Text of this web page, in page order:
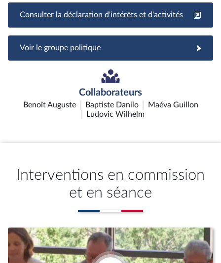
Consulter la déclaration d'intérêts et d'activités
Voir le groupe politique
Collaborateurs
Benoît Auguste Baptiste Danilo
Maéva Guillon
Ludovic Wilhelm
Interventions en commission
et en séance